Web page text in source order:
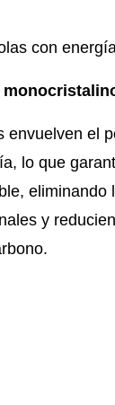
con
envuelven el
lo que
eliminando
y